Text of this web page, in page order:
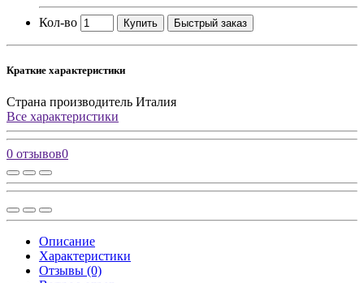
Кол-во Купить Быстрый заказ
Краткие характеристики
Страна производитель Италия
Все характеристики
0 отзывов0
Описание
Характеристики
Отзывы (0)